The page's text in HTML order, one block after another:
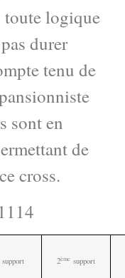
toute logique
durer
tenu de
sont en
de
cross.
2ème support